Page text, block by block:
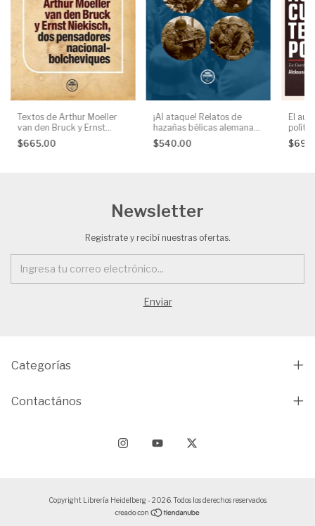
Textos de Arthur Moeller
van den Bruck y Ernst
Niekisch, dos pensadores
nacional-bolcheviques, AA.
$665.00
¡Al ataque! Relatos de
hazañas bélicas alemanas
en la Segunda Guerra
Mundial, AA. VV.
$540.00
El
Newsletter
Registrate y recibí nuestras ofertas.
Categorías
Contactános
Copyright Librería Heidelberg - 2026. Todos los derechos reservados.